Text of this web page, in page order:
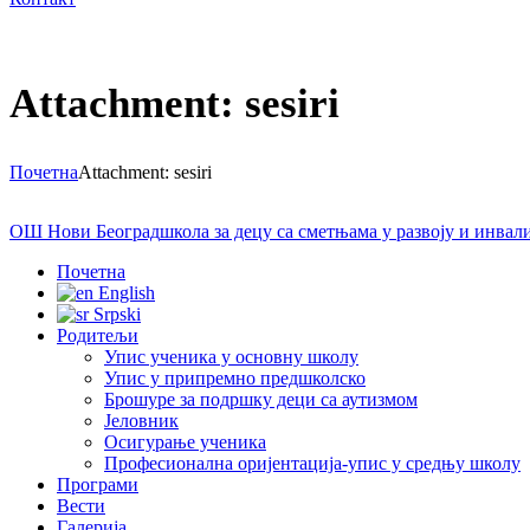
Attachment: sesiri
ПочетнаAttachment: sesiri
ОШ Нови Београдшкола за децу са сметњама у развоју и
Почетна
English
Srpski
Родитељи
Упис ученика у основну школу
Упис у припремно предшколско
Брошуре за подршку деци са аутизмом
Јеловник
Осигурање ученика
Професионална оријентација-упис у средњу школу
Програми
Вести